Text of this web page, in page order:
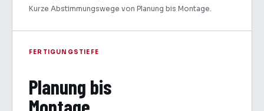
Kurze Abstimmungswege von Planung bis Montage.
FERTIGUNGSTIEFE
Planung bis